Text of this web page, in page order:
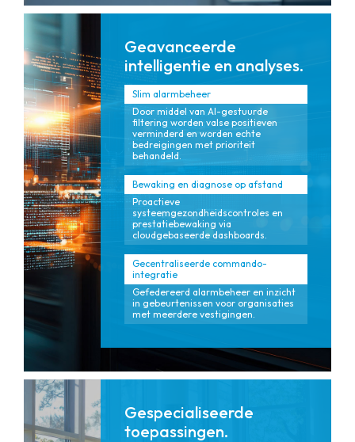
Geavanceerde
intelligentie en analyses.
Slim alarmbeheer
Door middel van AI-gestuurde
filtering worden valse positieven
verminderd en worden echte
bedreigingen met prioriteit
behandeld.
Bewaking en diagnose op afstand
Proactieve
systeemgezondheidscontroles en
prestatiebewaking via
cloudgebaseerde dashboards.
Gecentraliseerde commando-
integratie
Gefedereerd alarmbeheer en inzicht
in gebeurtenissen voor organisaties
met meerdere vestigingen.
Gespecialiseerde
toepassingen.